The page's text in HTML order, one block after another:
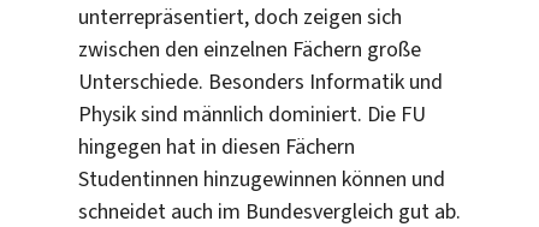
unterrepräsentiert, doch zeigen sich
zwischen den einzelnen Fächern große
Unterschiede. Besonders Informatik und
Physik sind männlich dominiert. Die FU
hingegen hat in diesen Fächern
Studentinnen hinzugewinnen können und
schneidet auch im Bundesvergleich gut ab.